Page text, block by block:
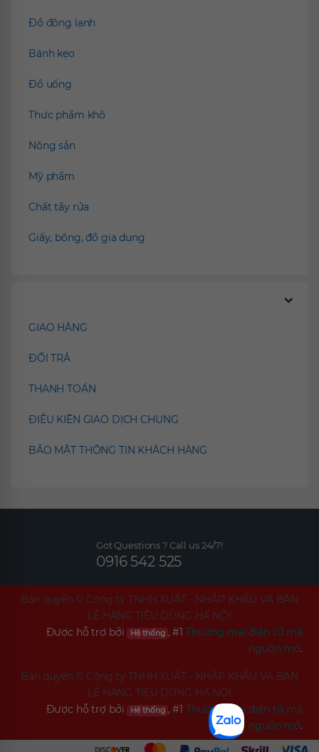
Đồ đông lạnh
Bánh kẹo
Đồ uống
Thực phẩm khô
Nông sản
Mỹ phẩm
Chất tẩy rửa
Giấy, bông, đồ gia dụng
GIAO HÀNG
ĐỔI TRẢ
THANH TOÁN
ĐIỀU KIỆN GIAO DỊCH CHUNG
BẢO MẬT THÔNG TIN KHÁCH HÀNG
Got Questions ? Call us 24/7!
0916 542 525
Bản quyền © Công ty TNHH XUẤT - NHẬP KHẨU VÀ BÁN
LẺ HÀNG TIÊU DÙNG HÀ NỘI
Được hỗ trợ bởi
Hệ thống , #1 Thương mại điện tử mã
nguồn mở.
Bản quyền © Công ty TNHH XUẤT - NHẬP KHẨU VÀ BÁN
LẺ HÀNG TIÊU DÙNG HÀ NỘI
Được hỗ trợ bởi
Hệ thống , #1 Thương mại điện tử mã
nguồn mở.